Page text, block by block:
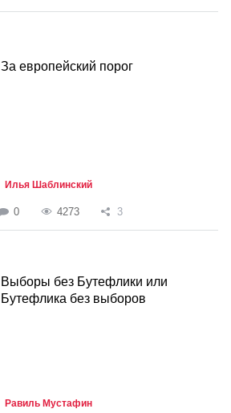
За европейский порог
Илья Шаблинский
0 4273 3
Выборы без Бутефлики или
Бутефлика без выборов
Равиль Мустафин